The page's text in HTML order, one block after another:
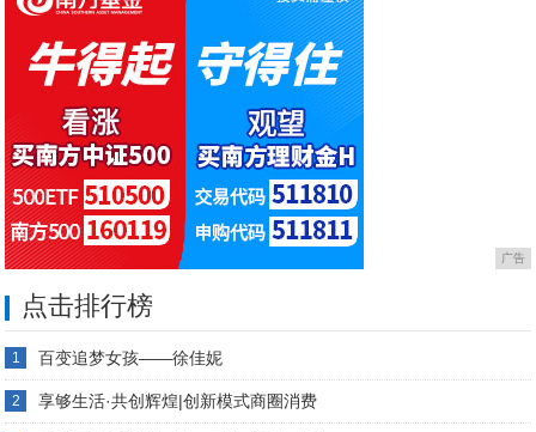
广告
点击排行榜
1 百变追梦女孩——徐佳妮
2 享够生活·共创辉煌|创新模式商圈消费